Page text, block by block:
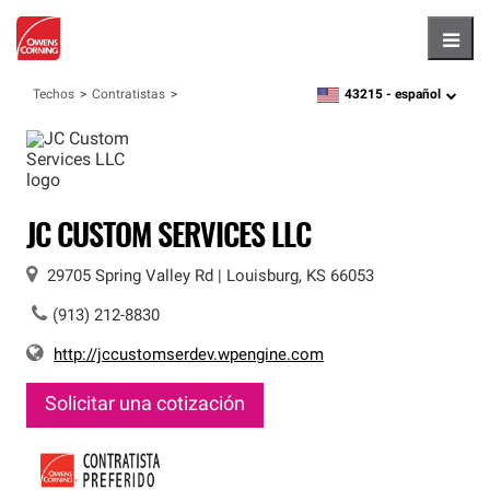
Techos Contratistas zipcode,language
43215 - español
JC CUSTOM SERVICES LLC
29705 Spring Valley Rd Louisburg, KS 66053
(913) 212-8830
http://jccustomserdev.wpengine.com
Solicitar una cotización